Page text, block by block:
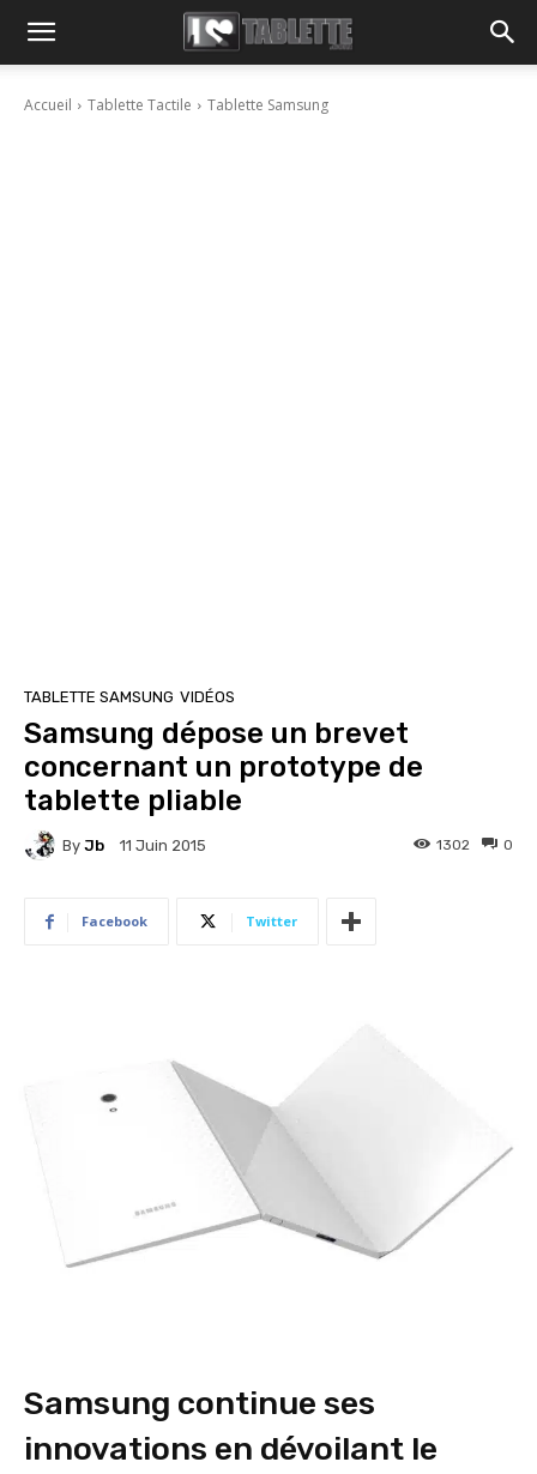
Accueil Tablette Tactile Tablette Samsung
TABLETTE SAMSUNG VIDÉOS
Samsung dépose un brevet
concernant un prototype de
tablette pliable
By Jb 11 Juin 2015 0
1302
Facebook Twitter
Samsung continue ses
innovations en dévoilant le